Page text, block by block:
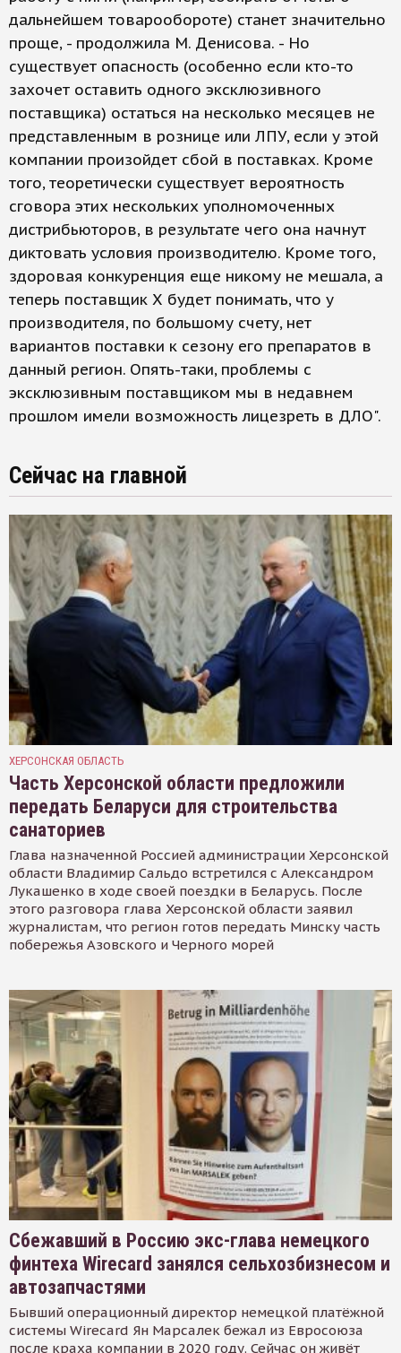
дальнейшем товарообороте) станет значительно
проще, - продолжила М. Денисова. - Но
существует опасность (особенно если кто-то
захочет оставить одного эксклюзивного
поставщика) остаться на несколько месяцев не
представленным в рознице или ЛПУ, если у этой
компании произойдет сбой в поставках. Кроме
того, теоретически существует вероятность
сговора этих нескольких уполномоченных
дистрибьюторов, в результате чего она начнут
диктовать условия производителю. Кроме того,
здоровая конкуренция еще никому не мешала, а
теперь поставщик Х будет понимать, что у
производителя, по большому счету, нет
вариантов поставки к сезону его препаратов в
данный регион. Опять-таки, проблемы с
эксклюзивным поставщиком мы в недавнем
прошлом имели возможность лицезреть в ДЛО".
Сейчас на главной
ХЕРСОНСКАЯ ОБЛАСТЬ
Часть Херсонской области предложили
передать Беларуси для строительства
санаториев
Глава назначенной Россией администрации Херсонской
области Владимир Сальдо встретился с Александром
Лукашенко в ходе своей поездки в Беларусь. После
этого разговора глава Херсонской области заявил
журналистам, что регион готов передать Минску часть
побережья Азовского и Черного морей
Сбежавший в Россию экс-глава немецкого
финтеха Wirecard занялся сельхозбизнесом и
автозапчастями
Бывший операционный директор немецкой платёжной
системы Wirecard Ян Марсалек бежал из Евросоюза
после краха компании в 2020 году. Сейчас он живёт